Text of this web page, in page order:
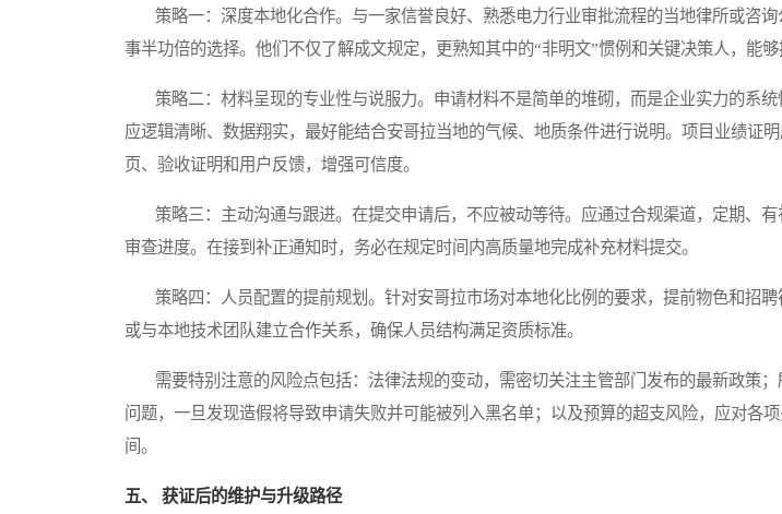
策略一：深度本地化合作。与一家信誉良好、熟悉电力行业审批流程的当地律所或咨询
事半功倍的选择。他们不仅了解成文规定，更熟知其中的“非明文”惯例和关键决策人，能够
策略二：材料呈现的专业性与说服力。申请材料不是简单的堆砌，而是企业实力的系统
应逻辑清晰、数据翔实，最好能结合安哥拉当地的气候、地质条件进行说明。项目业绩证
页、验收证明和用户反馈，增强可信度。
策略三：主动沟通与跟进。在提交申请后，不应被动等待。应通过合规渠道，定期、有
审查进度。在接到补正通知时，务必在规定时间内高质量地完成补充材料提交。
策略四：人员配置的提前规划。针对安哥拉市场对本地化比例的要求，提前物色和招聘
或与本地技术团队建立合作关系，确保人员结构满足资质标准。
需要特别注意的风险点包括：法律法规的变动，需密切关注主管部门发布的最新政策；
问题，一旦发现造假将导致申请失败并可能被列入黑名单；以及预算的超支风险，应对各
间。
五、 获证后的维护与升级路径